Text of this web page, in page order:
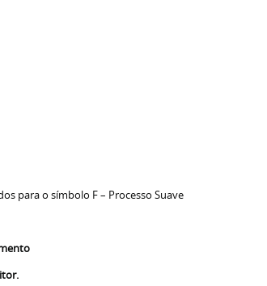
para o símbolo F – Processo Suave